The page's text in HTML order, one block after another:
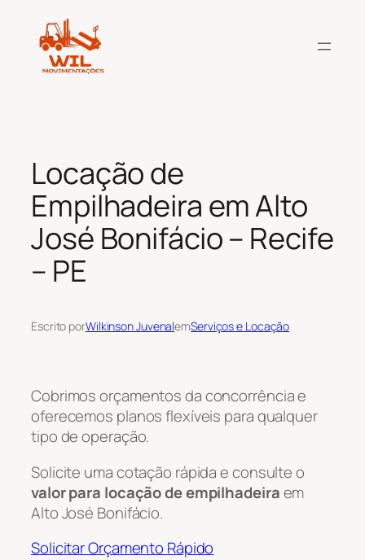
conteúdo
Locação de
Empilhadeira em Alto
José Bonifácio – Recife
– PE
Escrito porWilkinson JuvenalemServiços e Locação
Cobrimos orçamentos da concorrência e
oferecemos planos flexíveis para qualquer
tipo de operação.
Solicite uma cotação rápida e consulte o
valor para locação de empilhadeiraem
Alto José Bonifácio.
Solicitar Orçamento Rápido